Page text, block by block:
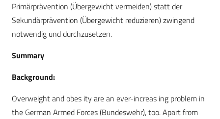
Primärprävention (Übergewicht vermeiden) statt der
Sekundärprävention (Übergewicht reduzieren) zwingend
notwendig und durchzusetzen.
Summary
Background:
Overweight and obes ity are an ever-increas ing problem in
the German Armed Forces (Bundeswehr), too. Apart from